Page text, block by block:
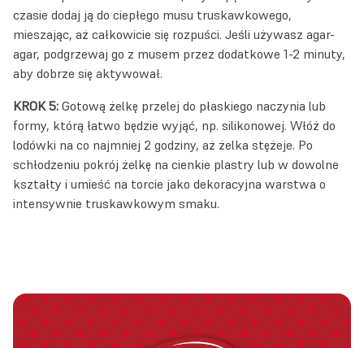
czasie dodaj ją do ciepłego musu truskawkowego,
mieszając, aż całkowicie się rozpuści. Jeśli używasz agar-
agar, podgrzewaj go z musem przez dodatkowe 1-2 minuty,
aby dobrze się aktywował.
KROK 5: Gotową żelkę przelej do płaskiego naczynia lub
formy, którą łatwo będzie wyjąć, np. silikonowej. Włóż do
lodówki na co najmniej 2 godziny, aż żelka stężeje. Po
schłodzeniu pokrój żelkę na cienkie plastry lub w dowolne
kształty i umieść na torcie jako dekoracyjna warstwa o
intensywnie truskawkowym smaku.